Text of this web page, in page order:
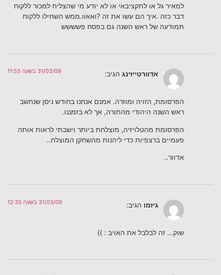
למאיר גל או לתקציבאי או לא יודע מי שהצליח למכור ללקוח
דבר כזה .איך הם עשו את זה ?ואאוו.ממש השחילו ללקוח
תמודעה של ראש השנה גם בפסח פשששש
אדוורטייזינג הגיב: 31/03/09 בשעה 11:55
הפרסומת, הזויה ומוזרה. אמנם אנחנו בחודש ניסן שנחשב
ראש השנה היהודי מהתורה, אך לא בזמננו.
הפרסומת מהטלויזיה, מוצלחת ביותר וישבתי לראות אותה
פעמיים ברצפיות כדי ליהנות מהשחקן המוצלח..
אדוור..
גיזמו הגיב: 31/03/09 בשעה 12:35
שוק… זה לבלבל את האויב : ))